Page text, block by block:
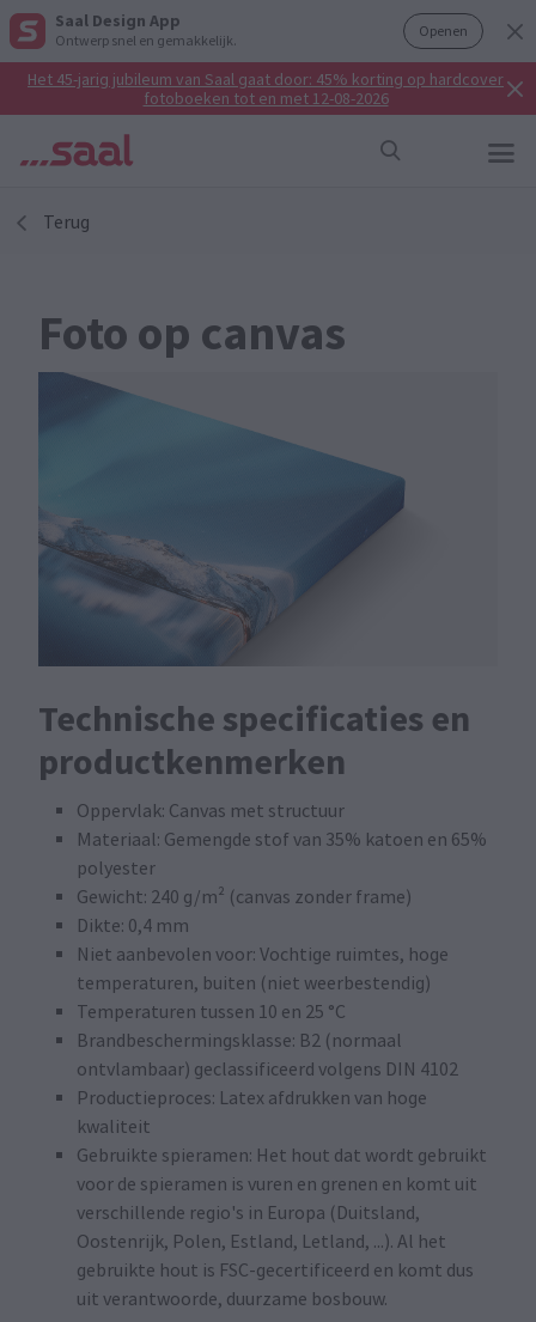
Saal Design App
Ontwerp snel en gemakkelijk. Openen
Het 45-jarig jubileum van Saal gaat door: 45% korting op hardcover
fotoboeken tot en met 12-08-2026
Terug
Foto op canvas
Technische specificaties en
productkenmerken
Oppervlak: Canvas met structuur
Materiaal: Gemengde stof van 35% katoen en 65%
polyester
Gewicht: 240 g/m² (canvas zonder frame)
Dikte: 0,4 mm
Niet aanbevolen voor: Vochtige ruimtes, hoge
temperaturen, buiten (niet weerbestendig)
Temperaturen tussen 10 en 25 °C
Brandbeschermingsklasse: B2 (normaal
ontvlambaar) geclassificeerd volgens DIN 4102
Productieproces: Latex afdrukken van hoge
kwaliteit
Gebruikte spieramen: Het hout dat wordt gebruikt
voor de spieramen is vuren en grenen en komt uit
verschillende regio's in Europa (Duitsland,
Oostenrijk, Polen, Estland, Letland, ...). Al het
gebruikte hout is FSC-gecertificeerd en komt dus
uit verantwoorde, duurzame bosbouw.